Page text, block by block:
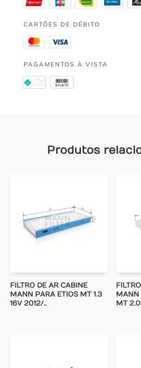
CARTÕES DE DÉBITO
PAGAMENTOS À VISTA
Produtos
FILTRO DE AR CABINE
MANN PARA ETIOS MT 1.3
16V 2012/..
MANN
MT